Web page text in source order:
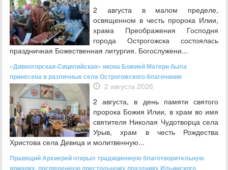
2 августа в малом пределе,
освященном в честь пророка Илии,
храма Преображения Господня
города Острогожска состоялась
праздничная Божественная литургия. Богослужени...
«Дивногорская-Сицилийская» икона Божией Матери была
принесена в различные села Острогожского благочиния
2 августа 2026
2 августа, в день памяти святого
пророка Божия Илии, в храм во имя
святителя Николая Чудотворца села
Урыв, храм в честь Рождества
Христова села Девица и молитвенную...
Правящий Архиерей открыл традиционную благотворительную
ярмарку, посвященную престольному празднику Ильинского